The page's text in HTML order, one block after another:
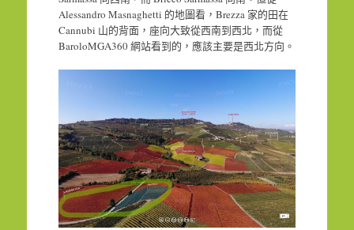
Alessandro Masnaghetti 的地圖看，Brezza 家的田在
Cannubi 山的背面，座向大致從西南到西北，而從
BaroloMGA360 網站看到的，應該主要是西北方向。